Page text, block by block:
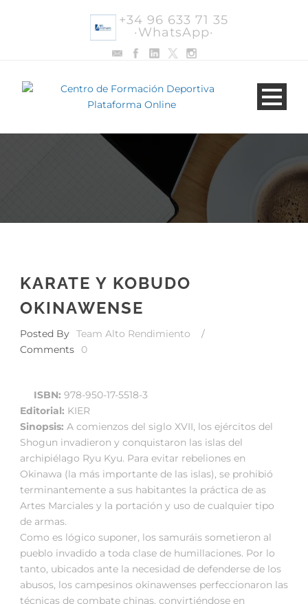
+34 96 633 71 35
·WhatsApp·
KARATE Y KOBUDO
OKINAWENSE
Posted By Team Alto Rendimiento
/
Comments
0
ISBN: 978-950-17-5518-3
Editorial: KIER
Sinopsis: A comienzos del siglo XVII, los ejércitos del
Shogun invadieron y conquistaron las islas del
archipiélago Ryu Kyu. Para evitar rebeliones en
Okinawa (la más importante de las islas), se prohibió
terminantemente a sus habitantes la práctica de as
Artes Marciales y la portación y uso de cualquier tipo
de armas.
Como es lógico suponer, los samuráis sometieron al
pueblo invadido a toda clase de humillaciones. Por lo
tanto, ubicados ante la necesidad de defenderse de los
abusos, los campesinos okinawenses perfeccionaron las
técnicas de combate chinas, convirtiéndose en